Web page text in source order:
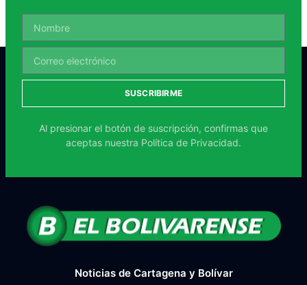
SUSCRIBIRME
Al presionar el botón de suscripción, confirmas que
aceptas nuestra Política de Privacidad.
Noticias de Cartagena y Bolívar